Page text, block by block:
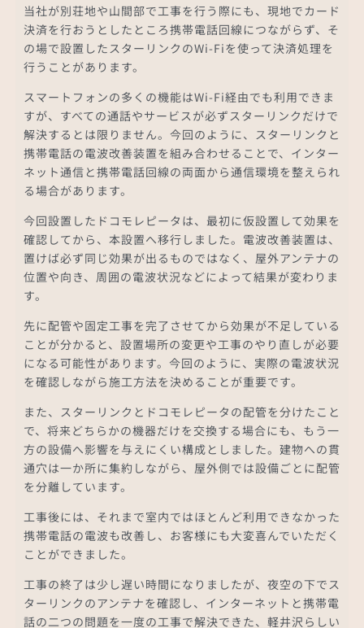
当社が別荘地や山間部で工事を行う際にも、現地でカード
決済を行おうとしたところ携帯電話回線につながらず、そ
の場で設置したスターリンクのWi-Fiを使って決済処理を
行うことがあります。
スマートフォンの多くの機能はWi-Fi経由でも利用できま
すが、すべての通話やサービスが必ずスターリンクだけで
解決するとは限りません。今回のように、スターリンクと
携帯電話の電波改善装置を組み合わせることで、インター
ネット通信と携帯電話回線の両面から通信環境を整えられ
る場合があります。
今回設置したドコモレピータは、最初に仮設置して効果を
確認してから、本設置へ移行しました。電波改善装置は、
置けば必ず同じ効果が出るものではなく、屋外アンテナの
位置や向き、周囲の電波状況などによって結果が変わりま
す。
先に配管や固定工事を完了させてから効果が不足している
ことが分かると、設置場所の変更や工事のやり直しが必要
になる可能性があります。今回のように、実際の電波状況
を確認しながら施工方法を決めることが重要です。
また、スターリンクとドコモレピータの配管を分けたこと
で、将来どちらかの機器だけを交換する場合にも、もう一
方の設備へ影響を与えにくい構成としました。建物への貫
通穴は一か所に集約しながら、屋外側では設備ごとに配管
を分離しています。
工事後には、それまで室内ではほとんど利用できなかった
携帯電話の電波も改善し、お客様にも大変喜んでいただく
ことができました。
工事の終了は少し遅い時間になりましたが、夜空の下でス
ターリンクのアンテナを確認し、インターネットと携帯電
話の二つの問題を一度の工事で解決できた、軽井沢らしい